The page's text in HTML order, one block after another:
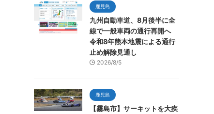
鹿児島
九州自動車道、8月後半に全
線で一般車両の通行再開へ
令和8年熊本地震による通行
止め解除見通し
2026/8/5
鹿児島
【霧島市】サーキットを大疾